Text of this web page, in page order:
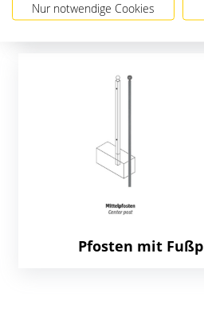
Pfosten zum
Pfosten mit
Nur notwendige Cookies